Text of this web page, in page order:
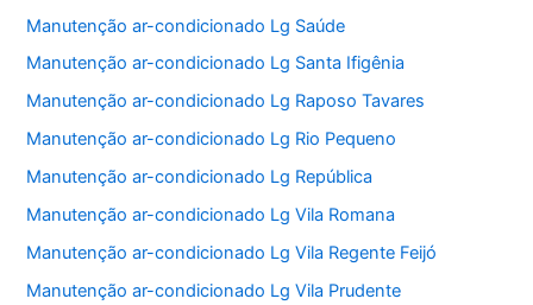
Manutenção ar-condicionado Lg Saúde
Manutenção ar-condicionado Lg Santa Ifigênia
Manutenção ar-condicionado Lg Raposo Tavares
Manutenção ar-condicionado Lg Rio Pequeno
Manutenção ar-condicionado Lg República
Manutenção ar-condicionado Lg Vila Romana
Manutenção ar-condicionado Lg Vila Regente Feijó
Manutenção ar-condicionado Lg Vila Prudente